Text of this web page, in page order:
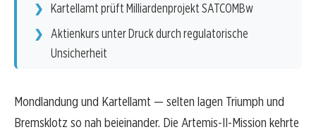
Kartellamt prüft Milliardenprojekt SATCOMBw
Aktienkurs unter Druck durch regulatorische
Unsicherheit
Mondlandung und Kartellamt — selten lagen Triumph und
Bremsklotz so nah beieinander. Die Artemis-II-Mission kehrte